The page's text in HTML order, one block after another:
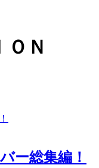
ＯＮ
ー総集編！